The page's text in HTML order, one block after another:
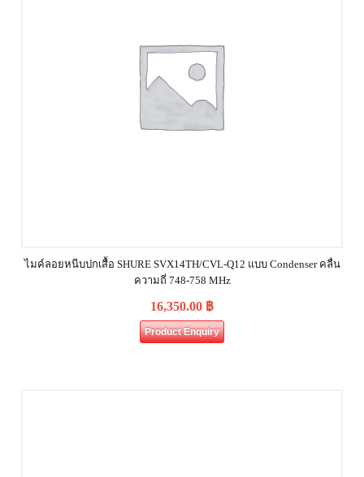
ไมค์ลอยหนีบปกเสื้อ SHURE SVX14TH/CVL-Q12 แบบ Condenser คลื่น
ความถี่ 748-758 MHz
16,350.00 ฿
Product Enquiry